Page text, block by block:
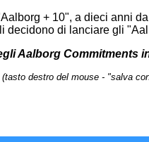
+ 10", a dieci anni
decidono di lanciare gli
Aalborg Commitments
(tasto destro del mouse - "salva